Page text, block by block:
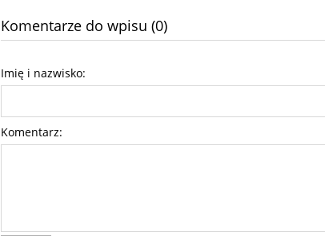
Komentarze do wpisu (0)
Imię i nazwisko:
Komentarz: